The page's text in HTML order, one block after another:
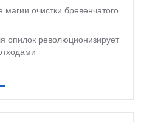
магии очистки бревенчатого
опилок революционизирует